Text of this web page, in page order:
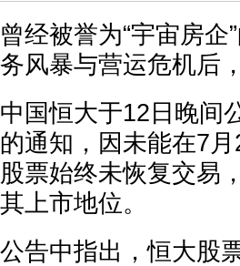
曾经被誉为“宇宙房
务风暴与营运危机后
中国恒大于12日晚间
的通知，因未能在7
股票始终未恢复交易
其上市地位。
公告中指出，恒大股